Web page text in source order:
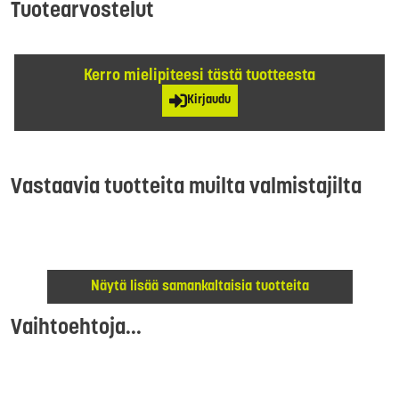
Tuotearvostelut
Kerro mielipiteesi tästä tuotteesta
Kirjaudu
Vastaavia tuotteita muilta valmistajilta
Näytä lisää samankaltaisia tuotteita
Vaihtoehtoja...